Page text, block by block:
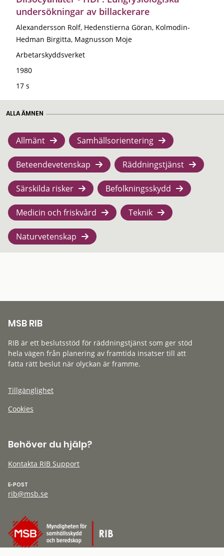
undersökningar av billackerare
Alexandersson Rolf, Hedenstierna Göran, Kolmodin-
Hedman Birgitta, Magnusson Moje
Arbetarskyddsverket
1980
17 s
ALLA ÄMNEN
Allmänt Samhällsorientering
Beteendevetenskap Räddningstjänst
Särskilda risker Befolkningsskydd
Medicin och friskvård Teknik
Naturvetenskap
MSB RIB
RIB är ett beslutsstöd för räddningstjänst som ger stöd
hela vägen från planering av framtida insatser till att
fatta rätt beslut när olyckan är framme.
Tillgänglighet
Cookies
Behöver du hjälp?
Kontakta RIB Support
E-POST
rib@msb.se